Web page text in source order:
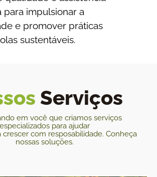
para impulsionar a
e promover práticas
sustentáveis.
Serviços
em você que criamos serviços
especializados para ajudar
crescer com resposabilidade. Conheça
nossas soluções.